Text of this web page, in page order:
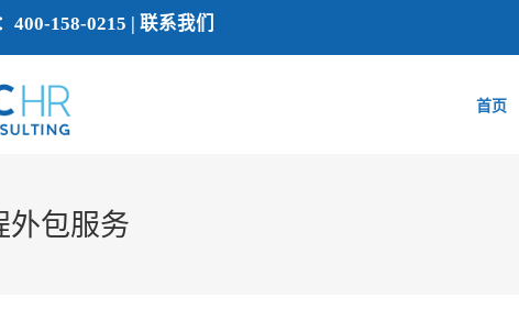
400-158-0215 |联系我们
首页
外包服务